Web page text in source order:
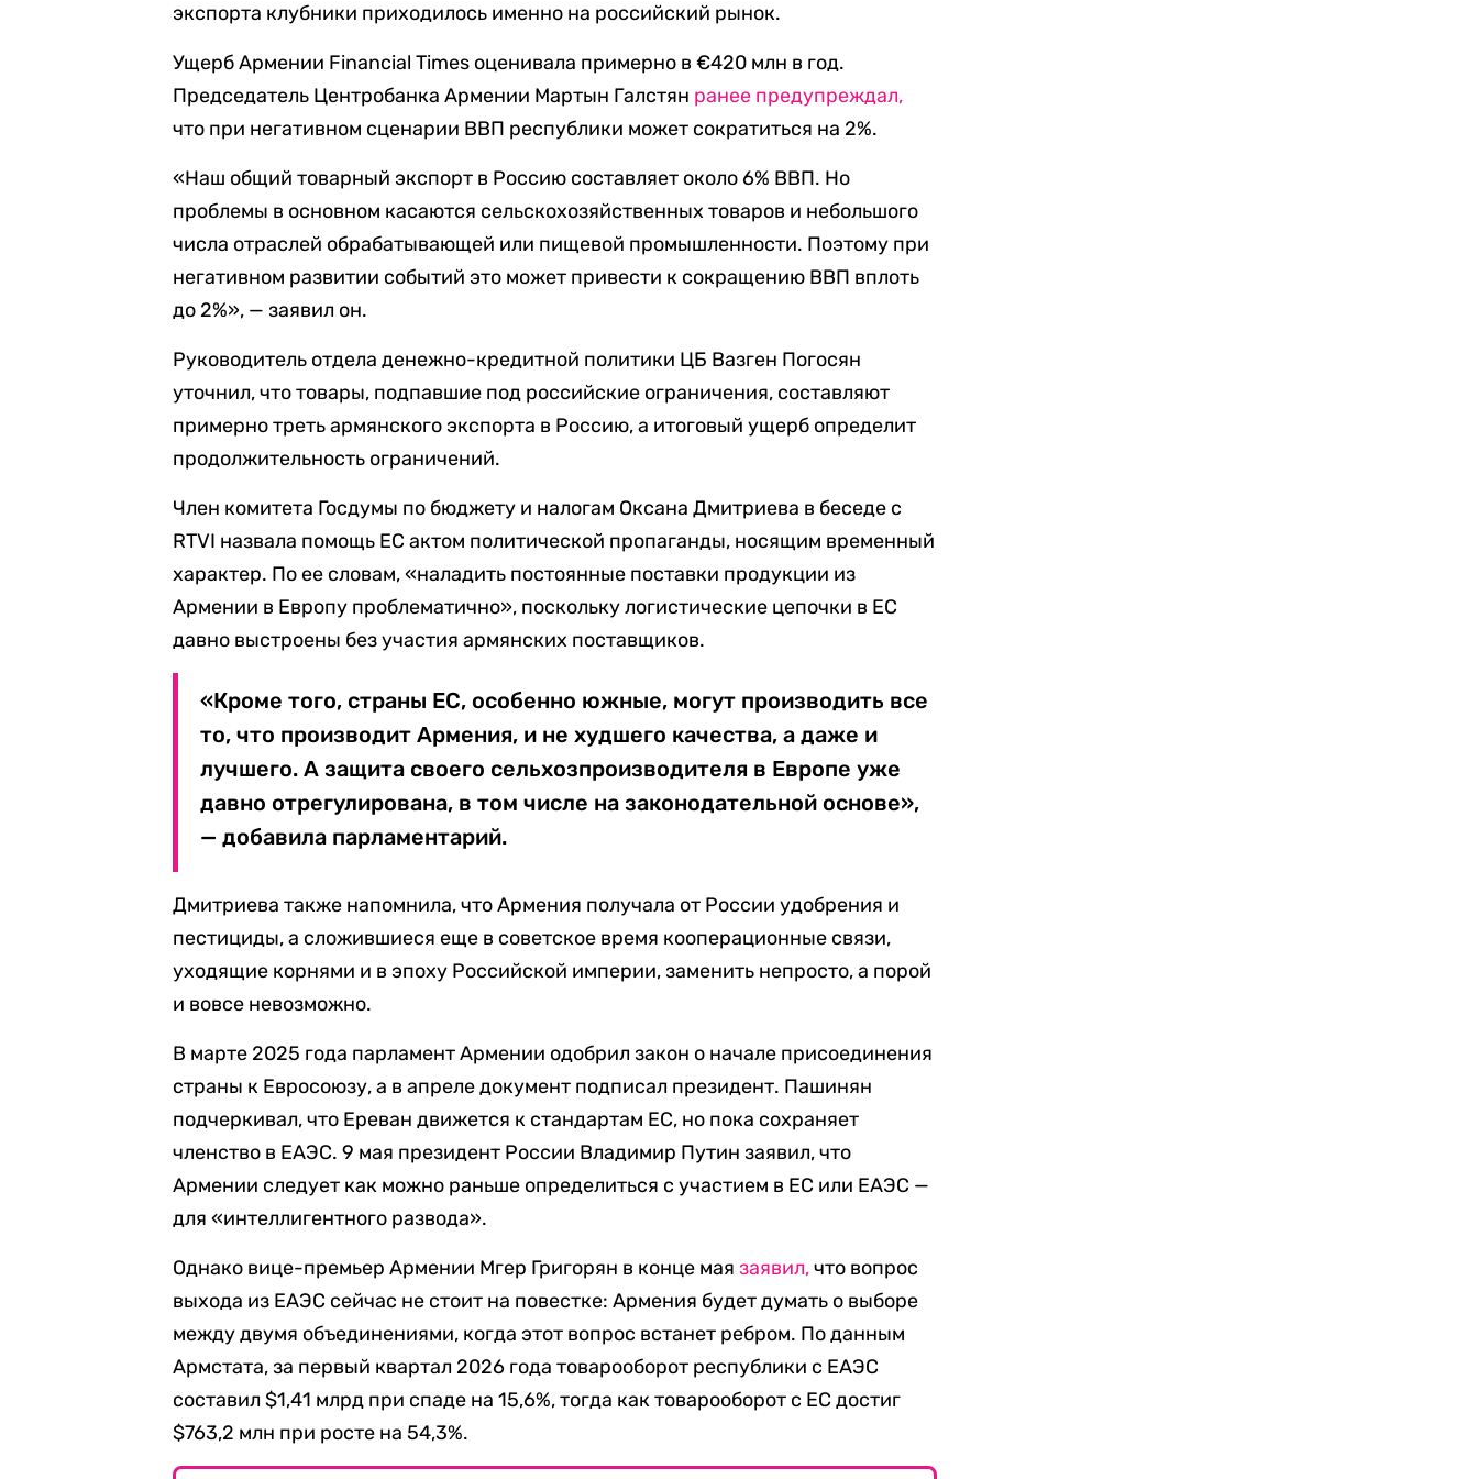
экспорта клубники приходилось именно на российский рынок.
Ущерб Армении Financial Times оценивала примерно в €420 млн в год.
Председатель Центробанка Армении Мартын Галстян ранее предупреждал,
что при негативном сценарии ВВП республики может сократиться на 2%.
«Наш общий товарный экспорт в Россию составляет около 6% ВВП. Но
проблемы в основном касаются сельскохозяйственных товаров и небольшого
числа отраслей обрабатывающей или пищевой промышленности. Поэтому при
негативном развитии событий это может привести к сокращению ВВП вплоть
до 2%», — заявил он.
Руководитель отдела денежно-кредитной политики ЦБ Вазген Погосян
уточнил, что товары, подпавшие под российские ограничения, составляют
примерно треть армянского экспорта в Россию, а итоговый ущерб определит
продолжительность ограничений.
Член комитета Госдумы по бюджету и налогам Оксана Дмитриева в беседе с
RTVI назвала помощь ЕС актом политической пропаганды, носящим временный
характер. По ее словам, «наладить постоянные поставки продукции из
Армении в Европу проблематично», поскольку логистические цепочки в ЕС
давно выстроены без участия армянских поставщиков.
«Кроме того, страны ЕС, особенно южные, могут производить все
то, что производит Армения, и не худшего качества, а даже и
лучшего. А защита своего сельхозпроизводителя в Европе уже
давно отрегулирована, в том числе на законодательной основе»,
— добавила парламентарий.
Дмитриева также напомнила, что Армения получала от России удобрения и
пестициды, а сложившиеся еще в советское время кооперационные связи,
уходящие корнями и в эпоху Российской империи, заменить непросто, а порой
и вовсе невозможно.
В марте 2025 года парламент Армении одобрил закон о начале присоединения
страны к Евросоюзу, а в апреле документ подписал президент. Пашинян
подчеркивал, что Ереван движется к стандартам ЕС, но пока сохраняет
членство в ЕАЭС. 9 мая президент России Владимир Путин заявил, что
Армении следует как можно раньше определиться с участием в ЕС или ЕАЭС —
для «интеллигентного развода».
Однако вице-премьер Армении Мгер Григорян в конце маязаявил,что вопрос
выхода из ЕАЭС сейчас не стоит на повестке: Армения будет думать о выборе
между двумя объединениями, когда этот вопрос встанет ребром. По данным
Армстата, за первый квартал 2026 года товарооборот республики с ЕАЭС
составил $1,41 млрд при спаде на 15,6%, тогда как товарооборот с ЕС достиг
$763,2 млн при росте на 54,3%.